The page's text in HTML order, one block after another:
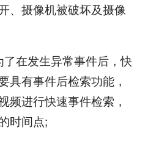
、摄像机被破坏及摄像
在发生异常事件后，快
具有事件后检索功能，
频进行快速事件检索，
时间点;